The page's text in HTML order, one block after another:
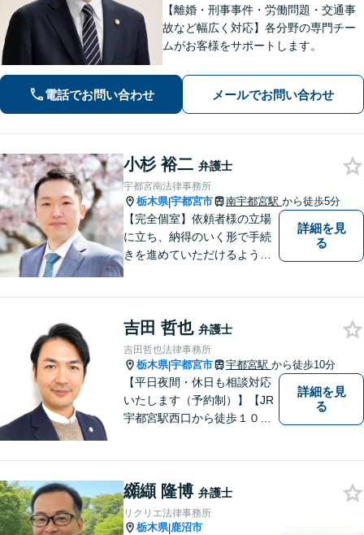
【離婚・刑事事件・労働問題・交通事
故など幅広く対応】各分野の専門チー
ムがお客様をサポートします。
電話でお問い合わせ メールでお問い合わせ
小杉 裕二 弁護士
宇都宮南法律事務所
栃木県|宇都宮市 南宇都宮駅 から徒歩5分
【完全個室】依頼者様の立場
に立ち、納得のいく形で手続
きを進めていただけるよう、
識し、常に誠実で真摯な対応
を心掛けています。【南宇都
宮駅5分】
詳細を見
る
吉田 哲也 弁護士
吉田哲也法律事務所
栃木県|宇都宮市 宇都宮駅 から徒歩10分
【平日夜間・休日も相談対応
いたします（予約制）】【JR
宇都宮駅西口から徒歩１０
に対応いたします。ぜひ一度
ご相談ください。
詳細を見
る
纐纈 隆博 弁護士
リクリエ法律事務所
栃木県|鹿沼市